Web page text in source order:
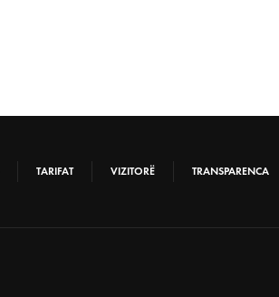
TARIFAT VIZITORË TRANSPARENCA